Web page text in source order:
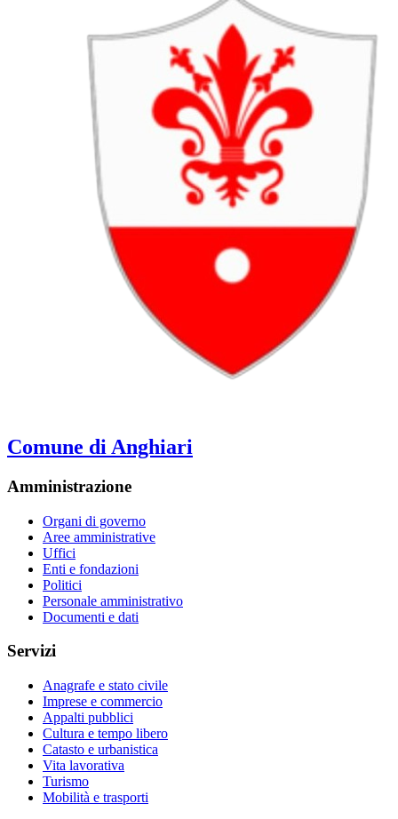
Comune di Anghiari
Amministrazione
Organi di governo
Aree amministrative
Uffici
Enti e fondazioni
Politici
Personale amministrativo
Documenti e dati
Servizi
Anagrafe e stato civile
Imprese e commercio
Appalti pubblici
Cultura e tempo libero
Catasto e urbanistica
Vita lavorativa
Turismo
Mobilità e trasporti